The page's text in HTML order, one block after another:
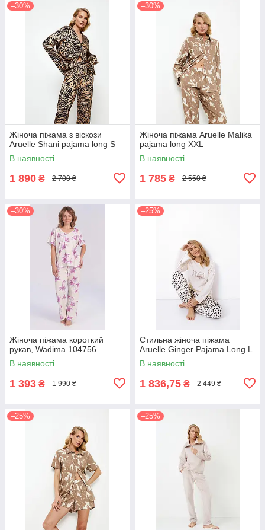
–30%
Жіноча піжама з віскози
Aruelle Shani pajama long S
В наявності
1 890 ₴ 2 700 ₴
–30%
Жіноча піжама Aruelle Malika
pajama long XXL
В наявності
1 785 ₴ 2 550 ₴
–30%
Жіноча піжама короткий
рукав, Wadima 104756
В наявності
1 393 ₴ 1 990 ₴
–25%
Стильна жіноча піжама
Aruelle Ginger Pajama Long L
В наявності
1 836,75 ₴ 2 449 ₴
–25% –25%